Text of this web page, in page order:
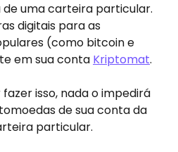
de uma carteira particular.
digitais para as
(como bitcoin e
em sua conta Kriptomat.
isso, nada o impedirá
de sua conta da
particular.